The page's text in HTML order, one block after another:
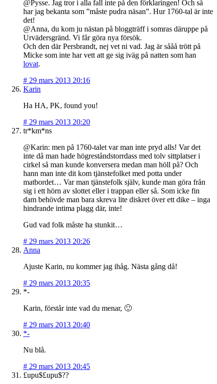
@Pysse. Jag tror i alla fall inte på den förklaringen! Och så
har jag bekanta som ”måste pudra näsan”. Hur 1760-tal är inte
det!
@Anna, du kom ju nästan på bloggträff i somras däruppe på
Urvädersgränd. Vi får göra nya försök.
Och den där Persbrandt, nej vet ni vad. Jag är sååå trött på
Micke som inte har vett att ge sig iväg på natten som han
lovat.
# 29 mars 2013 20:16
Karin
Ha HA, PK, found you!
# 29 mars 2013 20:20
tr*km*ns
@Karin: men på 1760-talet var man inte pryd alls! Var det
inte då man hade högreståndstorrdass med tolv sittplatser i
cirkel så man kunde konversera medan man höll på? Och
hann man inte dit kom tjänstefolket med potta under
matbordet… Var man tjänstefolk själv, kunde man göra från
sig i ett hörn av slottet eller i trappan eller så. Som icke fin
dam behövde man bara skreva lite diskret över ett dike – inga
hindrande intima plagg där, inte!
Gud vad folk måste ha stunkit…
# 29 mars 2013 20:26
Anna
Ajuste Karin, nu kommer jag ihåg. Nästa gång då!
# 29 mars 2013 20:35
*-
Karin, förstår inte vad du menar, 🙂
# 29 mars 2013 20:40
*-
Nu blå.
# 29 mars 2013 20:45
£upu$£upu$??